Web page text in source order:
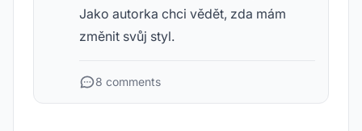
Jako autorka chci vědět, zda mám
změnit svůj styl.
8 comments